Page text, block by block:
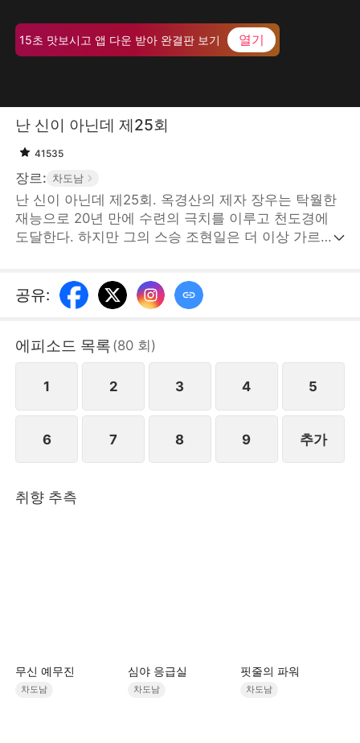
15초 맛보시고 앱 다운 받아 완결판 보기 열기
난 신이 아닌데 제25회
41535
장르: 차도남
난 신이 아닌데 제25회. 옥경산의 제자 장우는 탁월한
재능으로 20년 만에 수련의 극치를 이루고 천도경에
도달한다. 하지만 그의 스승 조현일은 더 이상 가르칠
다. 장우는 하산 도중 장씨 가문의 가주 장경지가 누군
가의 음모에 의해 철근이 머리를 관통하는 중상을 입고
PTE.LTD
공유:
에피소드 목록 (80 회)
1 2 3 4 5
6 7 8 9 추가
취향 추측
무신 예무진
차도남
심야 응급실
차도남
핏줄의 파워
차도남